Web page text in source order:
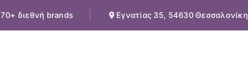
70+ διεθνή brands Εγνατίας 35, 54630 Θεσσαλονίκη
Rose
Longstay